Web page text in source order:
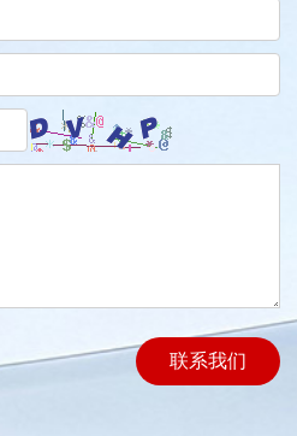
联系我们